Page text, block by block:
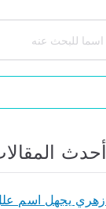
أحدث
يجهل اسم